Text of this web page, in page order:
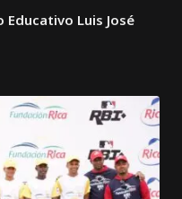
Luis José